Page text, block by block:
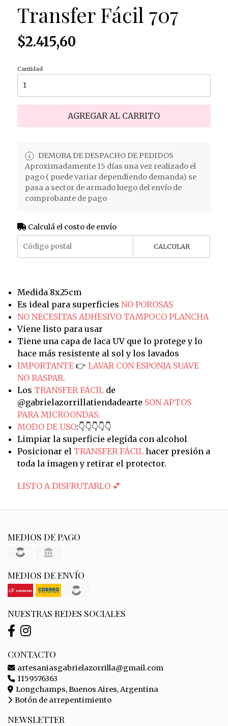
Transfer Fácil 707
$2.415,60
Cantidad
AGREGAR AL CARRITO
DEMORA DE DESPACHO DE PEDIDOS
Aproximadamente 15 días una vez realizado el
pago ( puede variar dependiendo demanda) se
pasa a sector de armado luego del envío de
comprobante de pago
Calculá el costo de envío
CALCULAR
Medida 8x25cm
Es ideal para superficies NO POROSAS
NO NECESITAS ADHESIVO TAMPOCO PLANCHA
Viene listo para usar
Tiene una capa de laca UV que lo protege y lo
hace más resistente al sol y los lavados
IMPORTANTE 👉 LAVAR CON ESPONJA SUAVE
NO RASPAR.
Los TRANSFER FÁCILde
@gabrielazorrillatiendadearte SON APTOS
PARA MICROONDAS.
MODO DE USO:👇👇👇👇👇
Limpiar la superficie elegida con alcohol
Posicionar el TRANSFER FÁCILhacer presión a
toda la imagen y retirar el protector.
LISTO A DISFRUTARLO 💕
MEDIOS DE PAGO
MEDIOS DE ENVÍO
NUESTRAS REDES SOCIALES
CONTACTO
artesaniasgabrielazorrilla@gmail.com
1159576363
Longchamps, Buenos Aires, Argentina
Botón de arrepentimiento
NEWSLETTER